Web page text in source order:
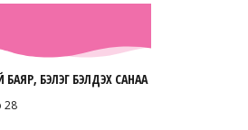
БАЯР, БЭЛЭГ БЭЛДЭХ САНАА
28